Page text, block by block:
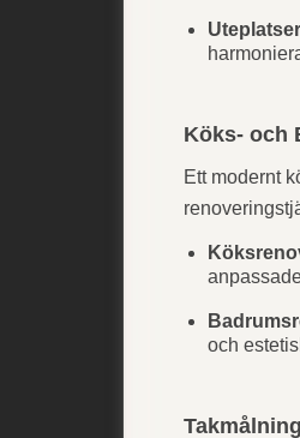
Köks- och
Ett modernt
och